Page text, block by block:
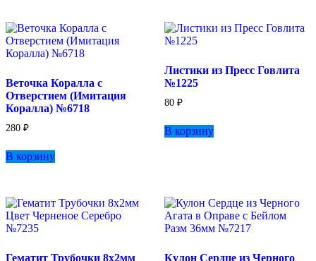
можно
товара.
Веточка Коралла с
Отверстием (Имитация
Коралла) №6718
280 ₽
В корзину
Листики из Пресс Говлита
№1225
80 ₽
В корзину
Гематит Трубочки 8х2мм Кулон Сердце из Черного